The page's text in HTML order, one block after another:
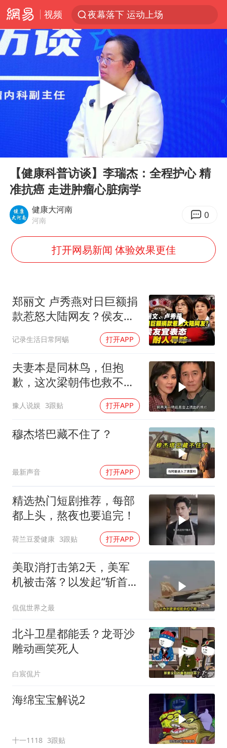
视频
夜幕落下 运动上场
改名后的“青海拉面”店
段绚竞因公牺牲 年仅44岁
男子结婚8年3个女儿均非亲生
“空调24小时开着更省电”不实
“不建议大家买深色蛋糕”
公司“上四休三”但要降薪1000元
OpenAI为免费用户升级GPT-5.6 Luna
97岁英国奶奶飞上天再破吉尼斯纪录
“中国蔬菜之乡”最高温达41.8℃
如何把百年大党建设得更加坚强有力？
Play
【健康科普访谈】李瑞杰：全程护心 精
准抗癌 走进肿瘤心脏病学
健康大河南
河南 0
打开网易新闻 体验效果更佳
郑丽文 卢秀燕对日巨额捐
款惹怒大陆网友？侯友宜
记录生活日常阿蜴 打开APP
夫妻本是同林鸟，但抱
歉，这次梁朝伟也救不了
豫人说娱 3跟贴 打开APP
穆杰塔巴藏不住了？
最新声音 打开APP
精选热门短剧推荐，每部
都上头，熬夜也要追完！
荷兰豆爱健康 3跟贴 打开APP
美取消打击第2天，美军
机被击落？以发起“斩首行
侃侃世界之最
北斗卫星都能丢？龙哥沙
雕动画笑死人
白宸侃片
海绵宝宝解说2
十一1118 3跟贴